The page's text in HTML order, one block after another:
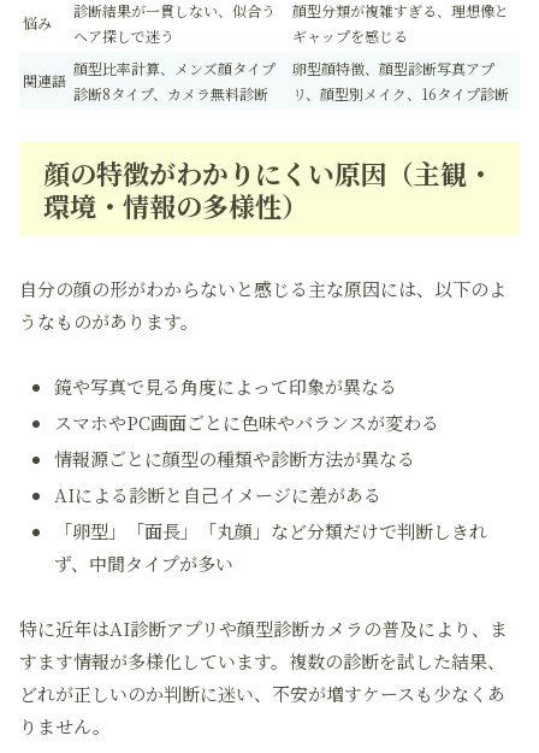
悩み
診断結果が一貫しない、似合う
ヘア探しで迷う
顔型分類が複雑すぎる、理想像と
ギャップを感じる
関連語
顔型比率計算、メンズ顔タイプ
診断8タイプ、カメラ無料診断
卵型顔特徴、顔型診断写真アプ
リ、顔型別メイク、16タイプ診断
顔の特徴がわかりにくい原因（主観・
環境・情報の多様性）
自分の顔の形がわからないと感じる主な原因には、以下のよ
うなものがあります。
鏡や写真で見る角度によって印象が異なる
スマホやPC画面ごとに色味やバランスが変わる
情報源ごとに顔型の種類や診断方法が異なる
AIによる診断と自己イメージに差がある
「卵型」「面長」「丸顔」など分類だけで判断しきれ
ず、中間タイプが多い
特に近年はAI診断アプリや顔型診断カメラの普及により、ま
すます情報が多様化しています。複数の診断を試した結果、
どれが正しいのか判断に迷い、不安が増すケースも少なくあ
りません。